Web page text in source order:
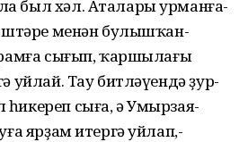
был ­хәл.­ Аталары урманға­
менән­ булышҡан­
сығып,­ ҡаршылағы
­уйлай.­ Тау­ битләүендә­ ҙур­
­сыға,­ ә ­Умырзая­
ярҙам­ итергә­ уйлап,­